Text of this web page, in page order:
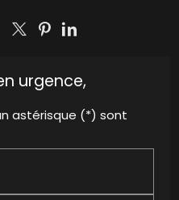
urgence,
astérisque (*) sont